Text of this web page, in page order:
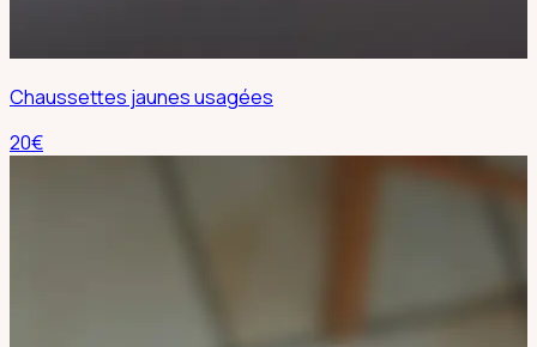
Chaussettes jaunes usagées
20€